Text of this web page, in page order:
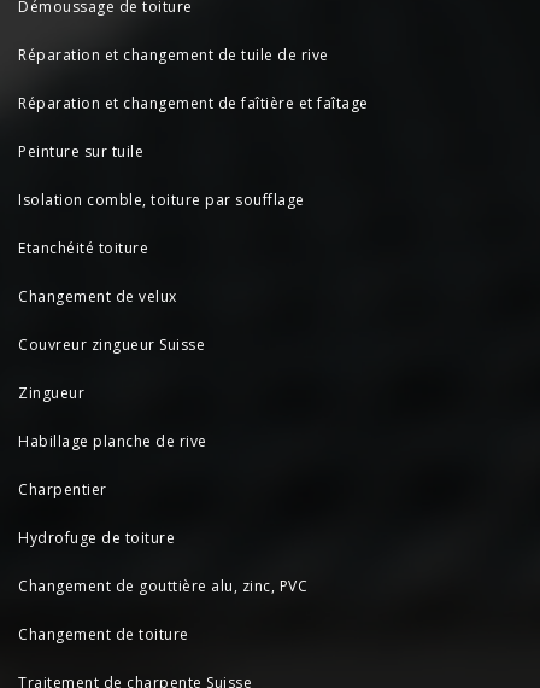
Démoussage de toiture
Réparation et changement de tuile de rive
Réparation et changement de faîtière et faîtage
Peinture sur tuile
Isolation comble, toiture par soufflage
Etanchéité toiture
Changement de velux
Couvreur zingueur Suisse
Zingueur
Habillage planche de rive
Charpentier
Hydrofuge de toiture
Changement de gouttière alu, zinc, PVC
Changement de toiture
Traitement de charpente Suisse